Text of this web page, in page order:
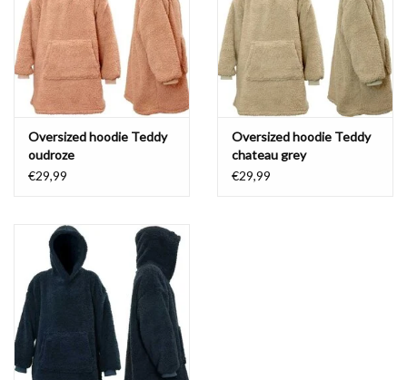
Contact
Waterproof tassen
Nieuws
Oversized hoodie Teddy
oudroze
€29,99
Oversized hoodie Teddy
chateau grey
€29,99